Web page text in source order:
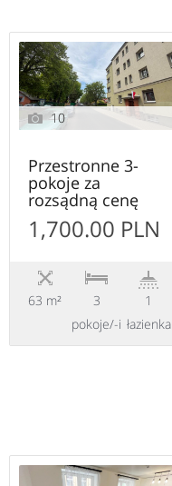
10
Przestronne 3-
pokoje za
rozsądną cenę
1,700.00 PLN
63 m²
3
pokoje/-i
1
łazienka